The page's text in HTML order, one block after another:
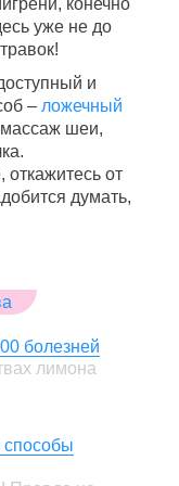
уже не до
и
– ложечный
шеи,
от
думать,
болезней
лимона